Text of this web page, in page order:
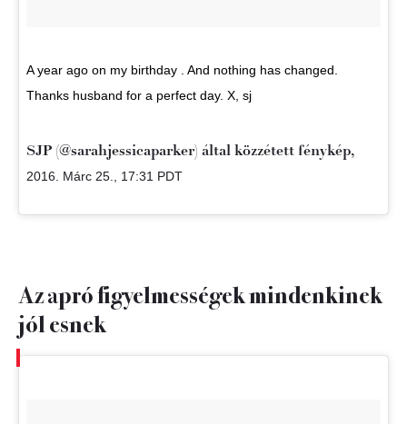
A year ago on my birthday . And nothing has changed.
Thanks husband for a perfect day. X, sj
SJP (@sarahjessicaparker) által közzétett fénykép,
2016. Márc 25., 17:31 PDT
Az apró figyelmességek mindenkinek
jól esnek